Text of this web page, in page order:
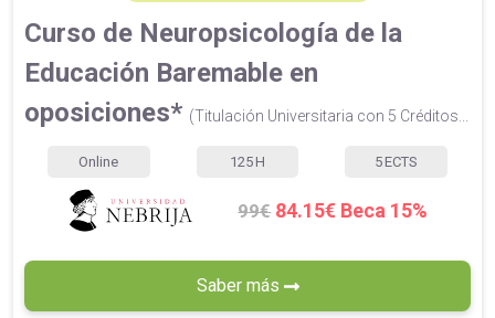
Curso de Neuropsicología de la
Educación Baremable en
oposiciones* (Titulación Universitaria con 5 Créditos...
Online 125 H 5 ECTS
99€ 84.15€ Beca 15%
Saber más